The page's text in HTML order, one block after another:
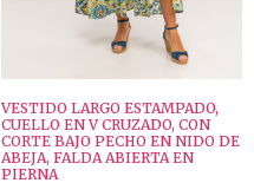
VESTIDO LARGO ESTAMPADO,
CUELLO EN V CRUZADO, CON
CORTE BAJO PECHO EN NIDO DE
ABEJA, FALDA ABIERTA EN
PIERNA